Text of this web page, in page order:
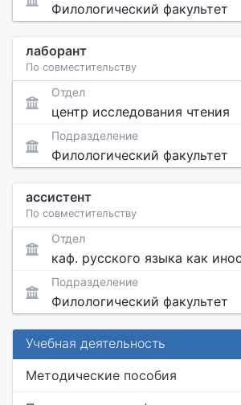
Филологический факультет
лаборант
По совместительству
Отдел
центр исследования чтения
Подразделение
Филологический факультет
ассистент
По совместительству
Отдел
каф. русского языка как
Подразделение
Филологический факультет
Учебная деятельность
Методические пособия